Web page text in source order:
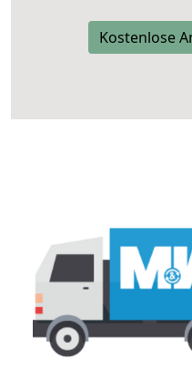
Kostenlose